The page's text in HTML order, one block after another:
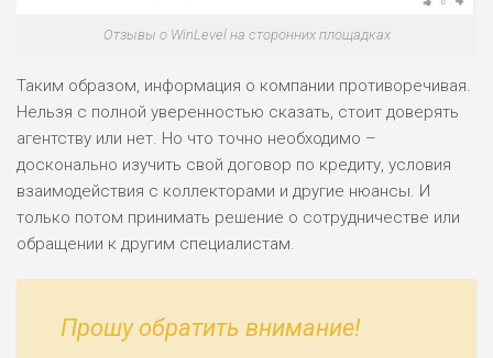
Отзывы о WinLevel на сторонних площадках
Таким образом, информация о компании противоречивая.
Нельзя с полной уверенностью сказать, стоит доверять
агентству или нет. Но что точно необходимо –
досконально изучить свой договор по кредиту, условия
взаимодействия с коллекторами и другие нюансы. И
только потом принимать решение о сотрудничестве или
обращении к другим специалистам.
Прошу обратить внимание!